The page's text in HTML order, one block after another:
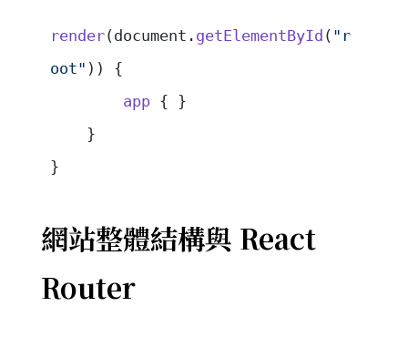
render(document. getElementById ( "r
oot" )) {
        app
{ }
    }
}
網站整體結構與 React
Router